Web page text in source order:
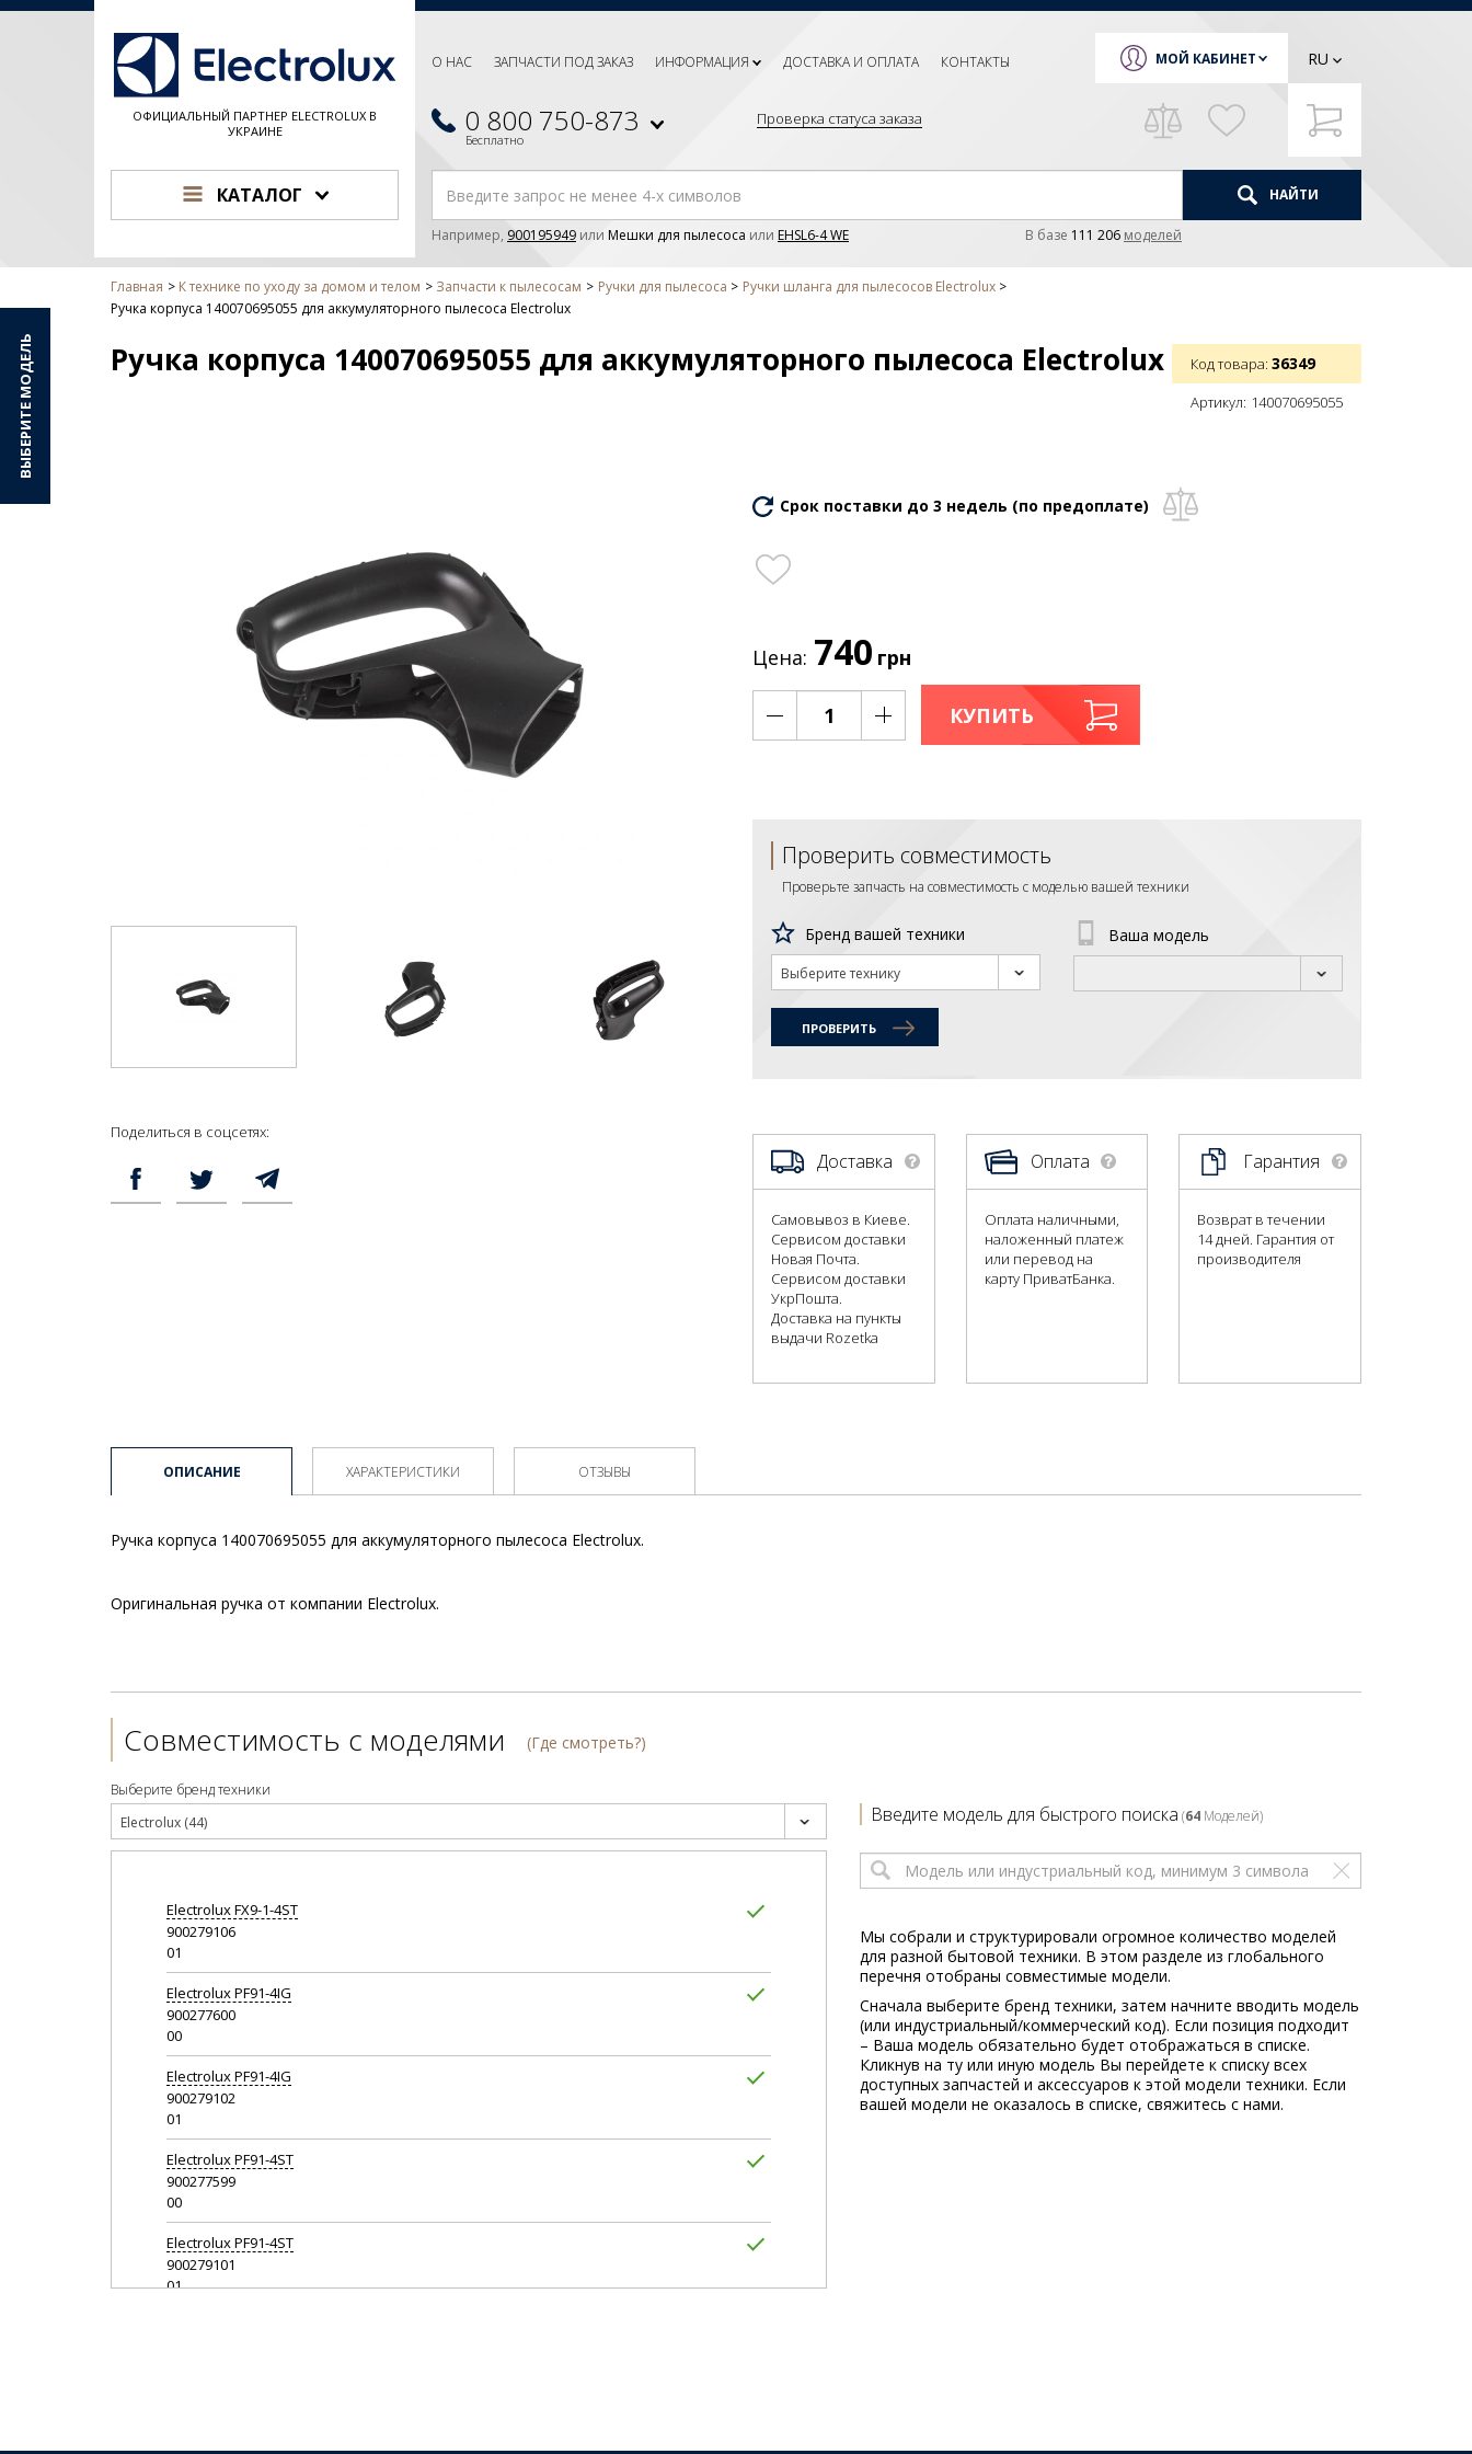
ОФИЦИАЛЬНЫЙ ПАРТНЕР ELECTROLUX В
УКРАИНЕ
О НАС ЗАПЧАСТИ ПОД ЗАКАЗ ИНФОРМАЦИЯ ДОСТАВКА И ОПЛАТА КОНТАКТЫ
0 800 750-873
Бесплатно
Проверка статуса заказа
МОЙ КАБИНЕТ RU
КАТАЛОГ НАЙТИ
Например, 900195949 или Мешки для пылесоса или EHSL6-4 WE В базе 111 206 моделей
Главная К технике по уходу за домом и телом Запчасти к пылесосам Ручки для пылесоса
Ручки шланга для пылесосов Electrolux
Ручка корпуса 140070695055 для аккумуляторного пылесоса Electrolux
Ручка корпуса 140070695055 для аккумуляторного пылесоса Electrolux Код товара: 36349
Артикул: 140070695055
Поделиться в соцсетях:
Срок поставки до 3 недель (по предоплате)
Цена: 740 грн
КУПИТЬ
Проверить совместимость
Проверьте запчасть на совместимость с моделью вашей техники
Бренд вашей техники
Выберите технику
Ваша модель
ПРОВЕРИТЬ
Доставка
Самовывоз в Киеве.
Сервисом доставки
Новая Почта.
Сервисом доставки
УкрПошта.
Доставка на пункты
выдачи Rozetka
Оплата
Оплата наличными,
наложенный платеж
или перевод на
карту ПриватБанка.
Гарантия
Возврат в течении
14 дней. Гарантия от
производителя
ОПИСАНИЕ
Ручка корпуса 140070695055 для аккумуляторного пылесоса Electrolux.
Оригинальная ручка от компании Electrolux.
ХАРАКТЕРИСТИКИ ОТЗЫВЫ
Совместимость с моделями (Где смотреть?)
Выберите бренд техники
Electrolux (44)
ElectroluxFX9-1-4ST
900279106
01
ElectroluxPF91-4IG
900277600
00
ElectroluxPF91-4IG
900279102
01
ElectroluxPF91-4ST
900277599
00
ElectroluxPF91-4ST
900279101
01
Введите модель для быстрого поиска (64Моделей)
Мы собрали и структурировали огромное количество моделей
для разной бытовой техники. В этом разделе из глобального
перечня отобраны совместимые модели.
Сначала выберите бренд техники, затем начните вводить модель
(или индустриальный/коммерческий код). Если позиция подходит
– Ваша модель обязательно будет отображаться в списке.
Кликнув на ту или иную модель Вы перейдете к списку всех
доступных запчастей и аксессуаров к этой модели техники. Если
вашей модели не оказалось в списке, свяжитесь с нами.
ВЫБЕРИТЕ МОДЕЛЬ